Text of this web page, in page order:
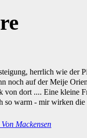
herrlich wie der
noch auf der Meije
von dort .... Eine kleine
so warm - mir wirken
Mackensen